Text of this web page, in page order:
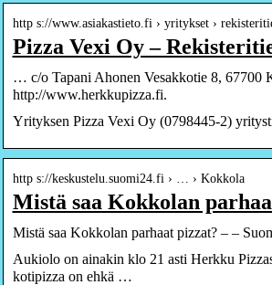
http s://www.asiakastieto.fi › yritykset ›
Pizza Vexi Oy –
… c/o Tapani Ahonen Vesakkotie 8, 67700
http://www.herkkupizza.fi.
Yrityksen Pizza Vexi Oy (0798445-2)
http s://keskustelu.suomi24.fi › … › Kokkola
Mistä saa Kokkolan
Mistä saa Kokkolan parhaat pizzat? – –
Aukiolo on ainakin klo 21 asti Herkku
kotipizza on ehkä …